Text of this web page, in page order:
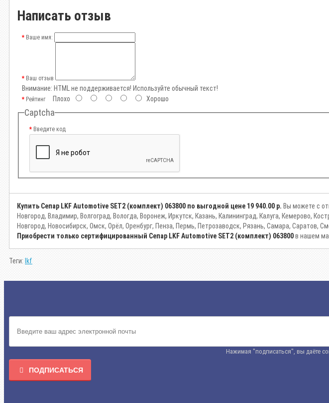
Написать отзыв
Ваше имя:
Ваш отзыв
Внимание: HTML не поддерживается! Используйте обычный текст!
РейтингПлохо Хорошо
Captcha
Введите код
Купить Сепар LKF Automotive SET2 (комплект) 063800 по выгодной цене 19 940.00 р. Вы можете с
Новгород, Владимир, Волгоград, Вологда, Воронеж, Иркутск, Казань, Калининград, Калуга, Кемерово,
Новгород, Новосибирск, Омск, Орёл, Оренбург, Пенза, Пермь, Петрозаводск, Рязань, Самара, Саратов,
Приобрести только сертифицированный Сепар LKF Automotive SET2 (комплект) 063800в нашем
Теги: lkf
Нажимая "подписаться", вы даёте
ПОДПИСАТЬСЯ